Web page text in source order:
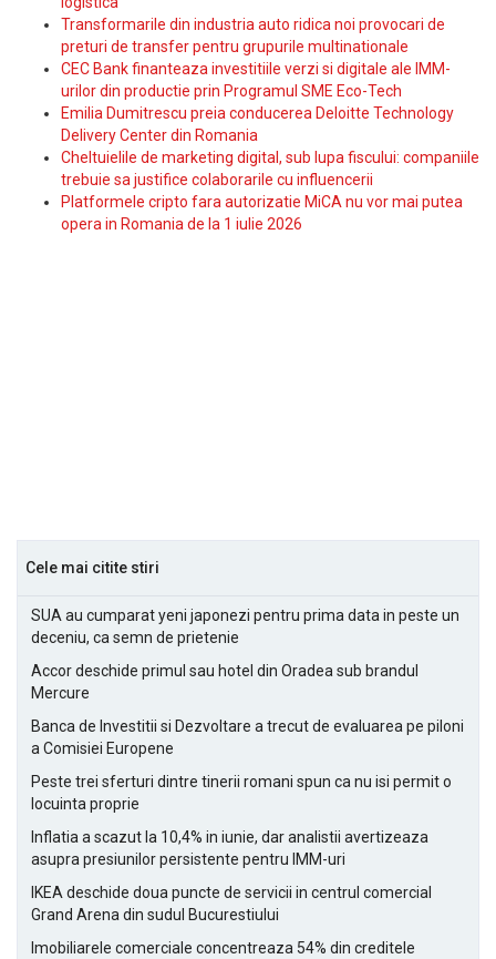
Transformarile din industria auto ridica noi provocari de
preturi de transfer pentru grupurile multinationale
CEC Bank finanteaza investitiile verzi si digitale ale IMM-
urilor din productie prin Programul SME Eco-Tech
Emilia Dumitrescu preia conducerea Deloitte Technology
Delivery Center din Romania
Cheltuielile de marketing digital, sub lupa fiscului: companiile
trebuie sa justifice colaborarile cu influencerii
Platformele cripto fara autorizatie MiCA nu vor mai putea
opera in Romania de la 1 iulie 2026
Cele mai citite stiri
SUA au cumparat yeni japonezi pentru prima data in peste un
deceniu, ca semn de prietenie
Accor deschide primul sau hotel din Oradea sub brandul
Mercure
Banca de Investitii si Dezvoltare a trecut de evaluarea pe piloni
a Comisiei Europene
Peste trei sferturi dintre tinerii romani spun ca nu isi permit o
locuinta proprie
Inflatia a scazut la 10,4% in iunie, dar analistii avertizeaza
asupra presiunilor persistente pentru IMM-uri
IKEA deschide doua puncte de servicii in centrul comercial
Grand Arena din sudul Bucurestiului
Imobiliarele comerciale concentreaza 54% din creditele